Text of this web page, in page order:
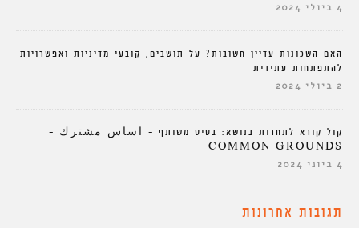
4 ביולי 2024
האם השכונות עדיין חשובות? על תושבים, קובעי מדיניות ואפשרויות
להתפתחות עתידית
2 ביולי 2024
קול קורא לתחרות בנושא: בסיס משותף – أساس مشترك –
COMMON GROUNDS
4 ביוני 2024
תגובות אחרונות